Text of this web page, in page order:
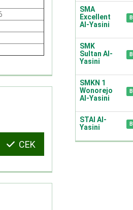
CEK
SMA
Excellent
Al-Yasini
SMK
Sultan Al-
Yasini
SMKN 1
Wonorejo
Al-Yasini
STAI Al-
Yasini